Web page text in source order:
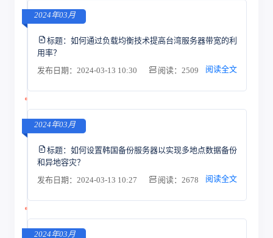
2024年03月
标题： 如何通过负载均衡技术提高台湾服务器带宽的利
用率？
发布日期：2024-03-13 10:30
阅读：2509 阅读全文
2024年03月
标题： 如何设置韩国备份服务器以实现多地点数据备份
和异地容灾？
发布日期：2024-03-13 10:27
阅读：2678 阅读全文
2024年03月